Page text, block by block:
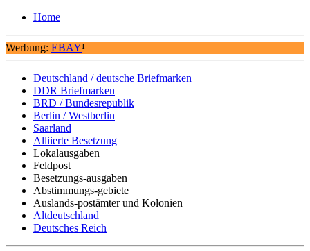
Home
Werbung: EBAY¹
Deutschland / deutsche Briefmarken
DDR Briefmarken
BRD / Bundesrepublik
Berlin / Westberlin
Saarland
Alliierte Besetzung
Lokalausgaben
Feldpost
Besetzungs-ausgaben
Abstimmungs-gebiete
Auslands-postämter und Kolonien
Altdeutschland
Deutsches Reich